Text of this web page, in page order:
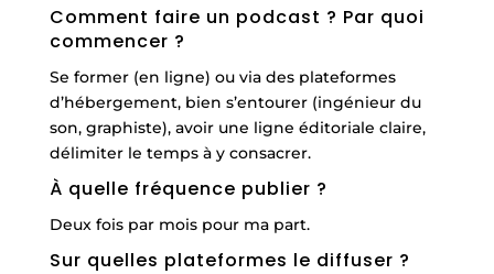
Comment faire un podcast ? Par quoi
commencer ?
Se former (en ligne) ou via des plateformes
d’hébergement, bien s’entourer (ingénieur du
son, graphiste), avoir une ligne éditoriale claire,
délimiter le temps à y consacrer.
À quelle fréquence publier ?
Deux fois par mois pour ma part.
Sur quelles plateformes le diffuser ?